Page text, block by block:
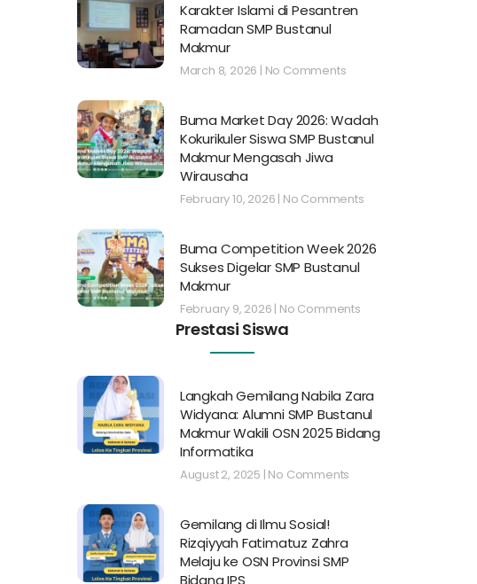
Karakter Islami di Pesantren
Ramadan SMP Bustanul
Makmur
March 8, 2026 No Comments
Buma Market Day 2026: Wadah
Kokurikuler Siswa SMP Bustanul
Makmur Mengasah Jiwa
Wirausaha
February 10, 2026 No Comments
Buma Competition Week 2026
Sukses Digelar SMP Bustanul
Makmur
February 9, 2026 No Comments
Prestasi Siswa
Langkah Gemilang Nabila Zara
Widyana: Alumni SMP Bustanul
Makmur Wakili OSN 2025 Bidang
Informatika
August 2, 2025 No Comments
Gemilang di Ilmu Sosial!
Rizqiyyah Fatimatuz Zahra
Melaju ke OSN Provinsi SMP
Bidang IPS